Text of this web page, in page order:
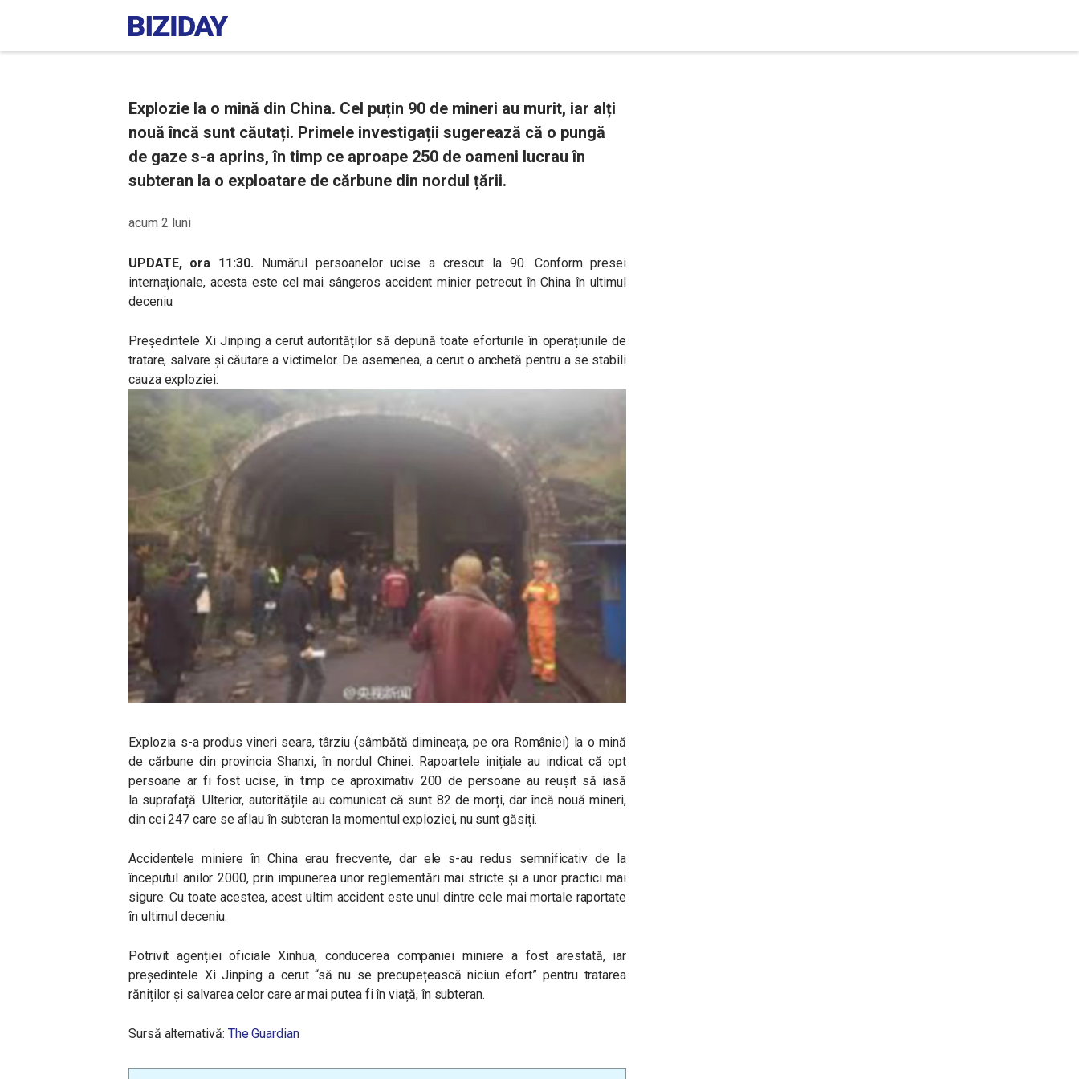
Explozie la o mină din China. Cel puțin 90 de mineri au murit, iar alți
nouă încă sunt căutați. Primele investigații sugerează că o pungă
de gaze s-a aprins, în timp ce aproape 250 de oameni lucrau în
subteran la o exploatare de cărbune din nordul țării.
acum 2 luni
UPDATE, ora 11:30. Numărul persoanelor ucise a crescut la 90. Conform presei
internaționale, acesta este cel mai sângeros accident minier petrecut în China în ultimul
deceniu.
Președintele Xi Jinping a cerut autorităților să depună toate eforturile în operațiunile de
tratare, salvare și căutare a victimelor. De asemenea, a cerut o anchetă pentru a se stabili
cauza exploziei.
Explozia s-a produs vineri seara, târziu (sâmbătă dimineața, pe ora României) la o mină
de cărbune din provincia Shanxi, în nordul Chinei. Rapoartele inițiale au indicat că opt
persoane ar fi fost ucise, în timp ce aproximativ 200 de persoane au reușit să iasă
la suprafață. Ulterior, autoritățile au comunicat că sunt 82 de morți, dar încă nouă mineri,
din cei 247 care se aflau în subteran la momentul exploziei, nu sunt găsiți.
Accidentele miniere în China erau frecvente, dar ele s-au redus semnificativ de la
începutul anilor 2000, prin impunerea unor reglementări mai stricte și a unor practici mai
sigure. Cu toate acestea, acest ultim accident este unul dintre cele mai mortale raportate
în ultimul deceniu.
Potrivit agenției oficiale Xinhua, conducerea companiei miniere a fost arestată, iar
președintele Xi Jinping a cerut “să nu se precupețească niciun efort” pentru tratarea
răniților și salvarea celor care ar mai putea fi în viață, în subteran.
Sursă alternativă: The Guardian